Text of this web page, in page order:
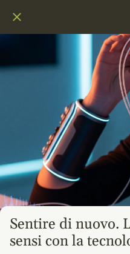
Sentire di nuovo.
sensi con la